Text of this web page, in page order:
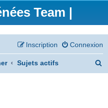
Team |
Connexion
Inscription
Sujets actifs